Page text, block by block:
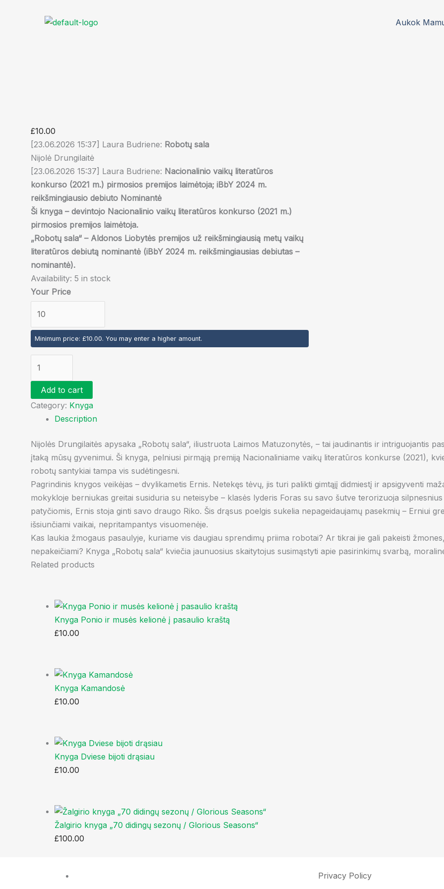
Aukok
£10.00
[23.06.2026 15:37] Laura Budriene: Robotų sala
Nijolė Drungilaitė
[23.06.2026 15:37] Laura Budriene: Nacionalinio vaikų literatūros
konkurso (2021 m.) pirmosios premijos laimėtoja; iBbY 2024 m.
reikšmingiausio debiuto Nominantė
Ši knyga – devintojo Nacionalinio vaikų literatūros konkurso (2021 m.)
pirmosios premijos laimėtoja.
„Robotų sala“ – Aldonos Liobytės premijos už reikšmingiausią metų vaikų
literatūros debiutą nominantė (iBbY 2024 m. reikšmingiausias debiutas –
nominantė).
Availability: 5 in stock
Your Price
Minimum price: £10.00. You may enter a higher amount.
Robotų
Add to cart
Category: Knyga
Description
Nijolės Drungilaitės apysaka „Robotų sala“, iliustruota Laimos Matuzonytės, – tai jaudinantis ir intriguojantis
įtaką mūsų gyvenimui. Ši knyga, pelniusi pirmąją premiją Nacionaliniame vaikų literatūros konkurse (2021),
robotų santykiai tampa vis sudėtingesni.
Pagrindinis knygos veikėjas – dvylikametis Ernis. Netekęs tėvų, jis turi palikti gimtąjį didmiestį ir apsigyventi
mokykloje berniukas greitai susiduria su neteisybe – klasės lyderis Foras su savo šutve terorizuoja
patyčiomis, Ernis stoja ginti savo draugo Riko. Šis drąsus poelgis sukelia nepageidaujamų pasekmių – Erniui
išsiunčiami vaikai, nepritampantys visuomenėje.
Kas laukia žmogaus pasaulyje, kuriame vis daugiau sprendimų priima robotai? Ar tikrai jie gali pakeisti
nepakeičiami? Knyga „Robotų sala“ kviečia jaunuosius skaitytojus susimąstyti apie pasirinkimų svarbą,
Related products
Knyga Ponio ir musės kelionė į pasaulio kraštą
£10.00
Knyga Kamandosė
£10.00
Knyga Dviese bijoti drąsiau
£10.00
Žalgirio knyga „70 didingų sezonų / Glorious Seasons“
£100.00
Privacy Policy